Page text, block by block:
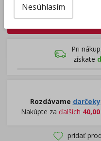
Pri
získate
Rozdávame darčeky
Nakúpte za ďalších 40,00
pridať
Nesúhlasím